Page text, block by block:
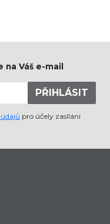
na Váš e-mail
PŘIHLÁSIT
pro účely zasílání